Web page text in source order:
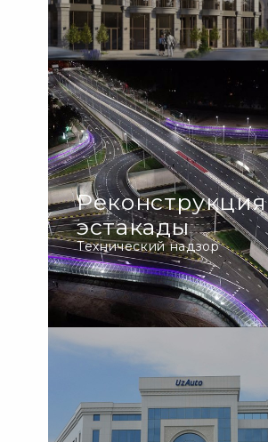
Реконструкция
эстакады
Технический надзор